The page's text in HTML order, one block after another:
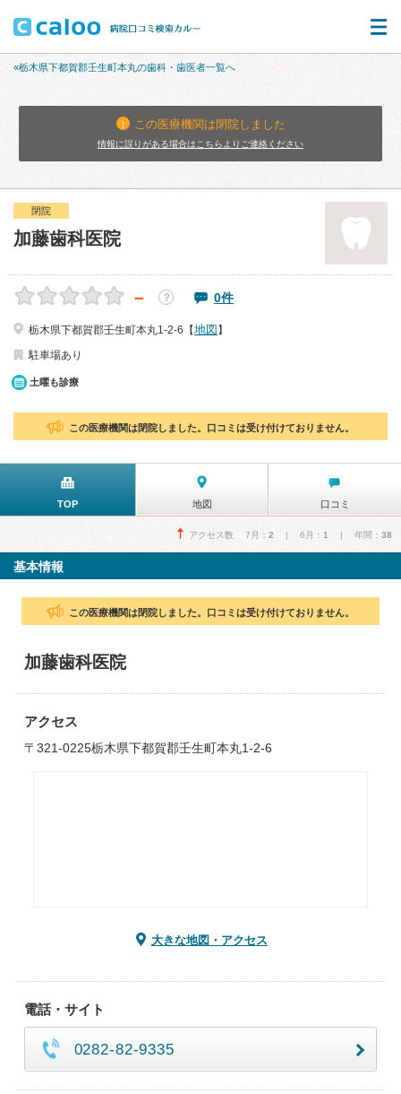
«栃木県下都賀郡壬生町本丸の歯科・歯医者一覧へ
この医療機関は閉院しました
情報に誤りがある場合はこちらよりご連絡ください
閉院
加藤歯科医院
－ ？ 0件
栃木県下都賀郡壬生町本丸1-2-6【地図 】
駐車場あり
土曜も診療
この医療機関は閉院しました。口コミは受け付けておりません。
TOP 地図 口コミ
アクセス数 7月： 2 | 6月： 1 | 年間： 38
基本情報
この医療機関は閉院しました。口コミは受け付けておりません。
加藤歯科医院
アクセス
〒321-0225栃木県下都賀郡壬生町本丸1-2-6
大きな地図・アクセス
電話・サイト
0282-82-9335